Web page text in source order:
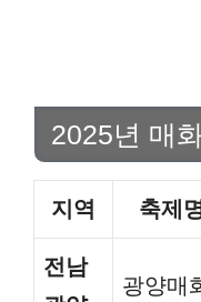
2025년 매
지역 축제
전남
광양매